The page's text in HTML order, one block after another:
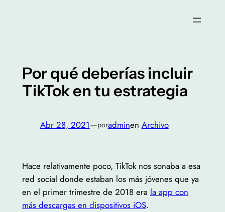
Por qué deberías incluir
TikTok en tu estrategia
Abr 28, 2021—poradminen Archivo
Hace relativamente poco, TikTok nos sonaba a esa
red social donde estaban los más jóvenes que ya
en el primer trimestre de 2018 era la app con
más descargas en dispositivos iOS.